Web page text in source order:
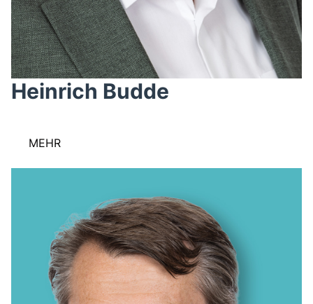
AUSSCHUSS FÜR ÖFFENTLICHE ORDNUNG UND
BEVÖLKERUNGSSCHUTZ
AUSSCHUSS FÜR ARBEIT, WIRTSCHAFT UND
GLEICHSTELLUNG
AUSSCHUSS FÜR SCHULE, KULTUR UND SPORT
AUSSCHUSS FÜR WIRTSCHAFT, UMWELT UND PLANUNG
POLIZEIBEIRAT
CDU Kreisverband Warendorf-Beckum
CDU Regionalrat Münster
Heinrich Budde
MEHR